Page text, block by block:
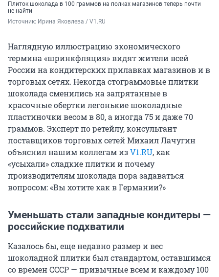
Плиток шоколада в 100 граммов на полках магазинов теперь почти
не найти
Источник: Ирина Яковлева / V1.RU
Наглядную иллюстрацию экономического
термина «шринкфляция» видят жители всей
России на кондитерских прилавках магазинов и в
торговых сетях. Некогда стограммовые плитки
шоколада сменились на запрятанные в
красочные обертки легонькие шоколадные
пластиночки весом в 80, а иногда 75 и даже 70
граммов. Эксперт по ретейлу, консультант
поставщиков торговых сетей Михаил Лачугин
объяснил нашим коллегам изV1.RU, как
«усыхали» сладкие плитки и почему
производителям шоколада пора задаваться
вопросом: «Вы хотите как в Германии?»
Уменьшать стали западные кондитеры —
российские подхватили
Казалось бы, еще недавно размер и вес
шоколадной плитки был стандартом, оставшимся
со времен СССР — привычные всем и каждому 100